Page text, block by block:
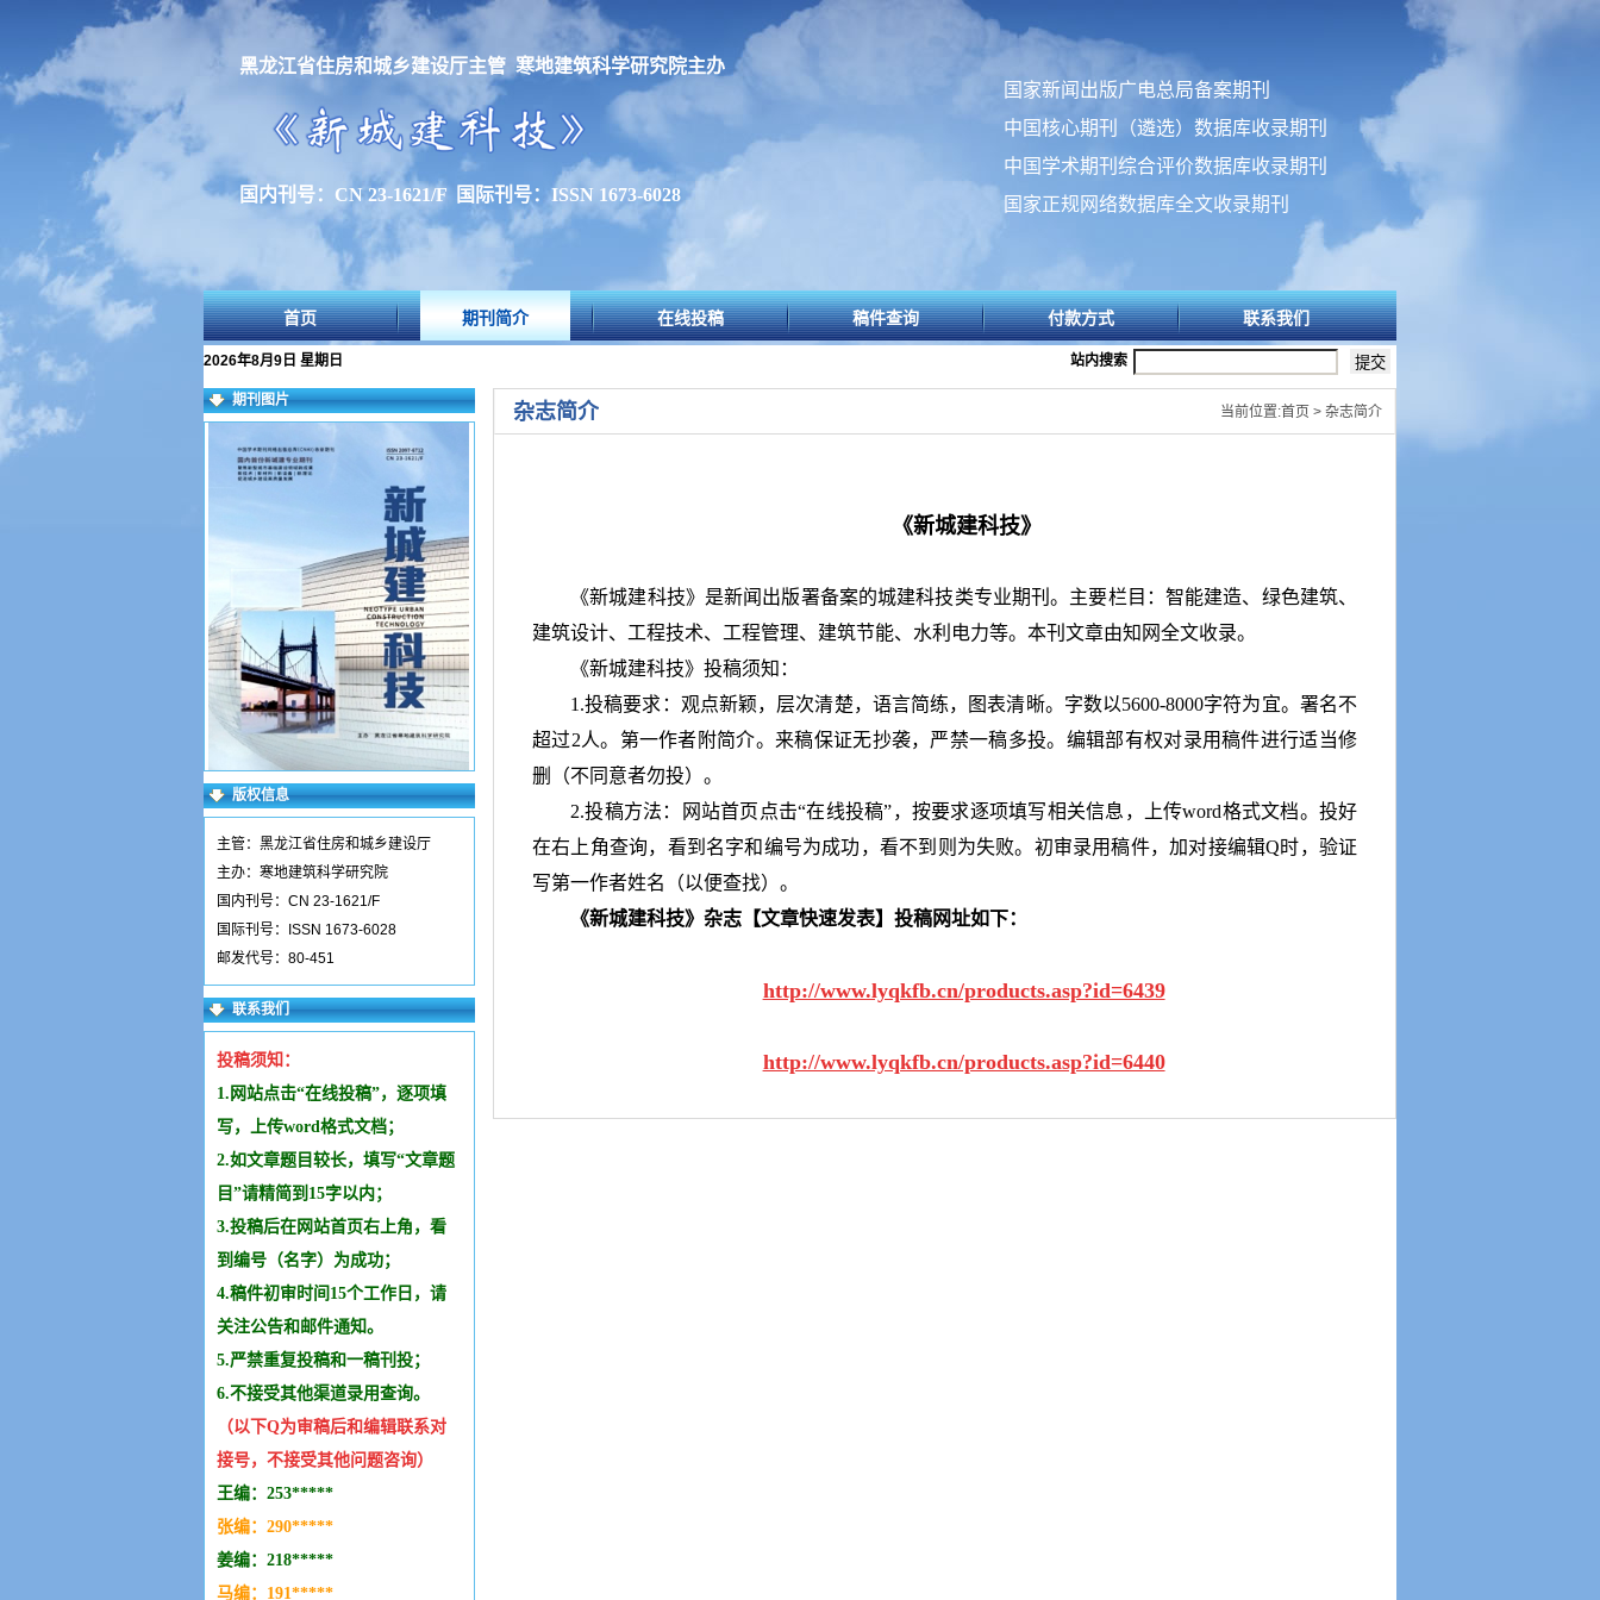
黑龙江省住房和城乡建设厅主管 寒地建筑科学研究院主办
国内刊号：CN 23-1621/F 国际刊号：ISSN 1673-6028
国家新闻出版广电总局备案期刊
中国核心期刊（遴选）数据库收录期刊
中国学术期刊综合评价数据库收录期刊
国家正规网络数据库全文收录期刊
首页 期刊简介 在线投稿 稿件查询 付款方式 联系我们
2026年8月9日 星期日 站内搜索
期刊图片
版权信息
主管：黑龙江省住房和城乡建设厅
主办：寒地建筑科学研究院
国内刊号：CN 23-1621/F
国际刊号：ISSN 1673-6028
邮发代号：80-451
联系我们
投稿须知：
1.网站点击“在线投稿”，逐项填
写，上传word格式文档；
2.如文章题目较长，填写“文章题
目”请精简到15字以内；
3.投稿后在网站首页右上角，看
到编号（名字）为成功；
4.稿件初审时间15个工作日，请
关注公告和邮件通知。
5.严禁重复投稿和一稿刊投；
6.不接受其他渠道录用查询。
（以下Q为审稿后和编辑联系对
接号，不接受其他问题咨询）
王编：253*****
张编：290*****
姜编：218*****
马编：191*****
杂志简介 当前位置:首页 > 杂志简介
《新城建科技》
《新城建科技》是新闻出版署备案的城建科技类专业期刊。主要栏目：智能建造、绿色建筑、
建筑设计、工程技术、工程管理、建筑节能、水利电力等。本刊文章由知网全文收录。
《新城建科技》投稿须知：
1.投稿要求：观点新颖，层次清楚，语言简练，图表清晰。字数以5600-8000字符为宜。署名不
超过2人。第一作者附简介。来稿保证无抄袭，严禁一稿多投。编辑部有权对录用稿件进行适当修
删（不同意者勿投）。
2.投稿方法：网站首页点击“在线投稿”，按要求逐项填写相关信息，上传word格式文档。投好
在右上角查询，看到名字和编号为成功，看不到则为失败。初审录用稿件，加对接编辑Q时，验证
写第一作者姓名（以便查找）。
《新城建科技》杂志【文章快速发表】投稿网址如下：
http://www.lyqkfb.cn/products.asp?id=6439
http://www.lyqkfb.cn/products.asp?id=6440